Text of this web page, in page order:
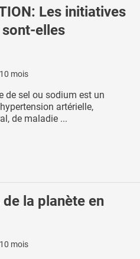
Les initiatives
elles
mois
de sel ou sodium est un
artérielle,
de maladie ...
de la planète en
mois